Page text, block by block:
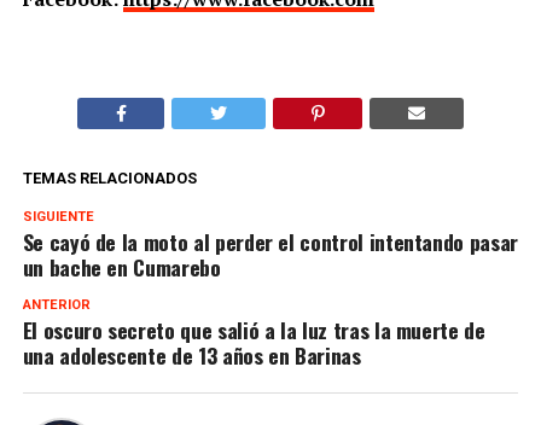
TEMAS RELACIONADOS
SIGUIENTE
Se cayó de la moto al perder el control intentando pasar
un bache en Cumarebo
ANTERIOR
El oscuro secreto que salió a la luz tras la muerte de
una adolescente de 13 años en Barinas